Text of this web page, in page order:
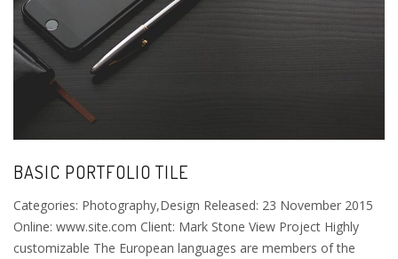
BASIC PORTFOLIO TILE
Categories: Photography,Design Released: 23 November 2015
Online: www.site.com Client: Mark Stone View Project Highly
customizable The European languages are members of the